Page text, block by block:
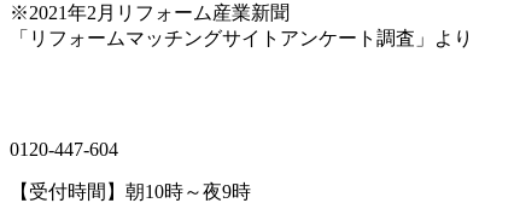
※2021年2月リフォーム産業新聞
「リフォームマッチングサイトアンケート調査」より
0120-447-604
【受付時間】朝10時～夜9時